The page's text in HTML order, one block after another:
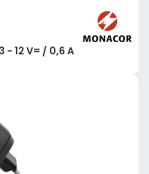
12 V= / 0,6 A